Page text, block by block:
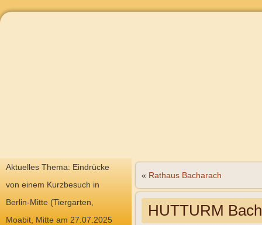
Aktuelles Thema: Eindrücke
von einem Kurzbesuch in
Berlin-Mitte (Tiergarten,
Moabit, Mitte am 27.07.2025
« Rathaus Bacharach
HUTTURM